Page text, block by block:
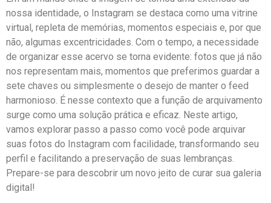
nossa identidade, o Instagram se destaca como uma vitrine
virtual, repleta de memórias, ‍momentos especiais e, por que
não, algumas excentricidades. Com ⁢o tempo, a necessidade
de organizar esse ⁤acervo se torna evidente:⁣ fotos que já⁤ não
nos ‌representam mais, momentos que preferimos ⁤guardar a
sete chaves ou simplesmente o desejo⁤ de manter o feed
harmonioso. É nesse contexto que⁤ a ‍função de arquivamento
surge como uma solução prática‌ e eficaz. Neste⁢ artigo,
vamos⁤ explorar passo a passo como você pode arquivar
suas fotos do Instagram com facilidade, transformando ⁣seu
perfil e facilitando ⁢a preservação ⁣de suas lembranças.
Prepare-se para ​descobrir um novo jeito de curar sua galeria
digital!